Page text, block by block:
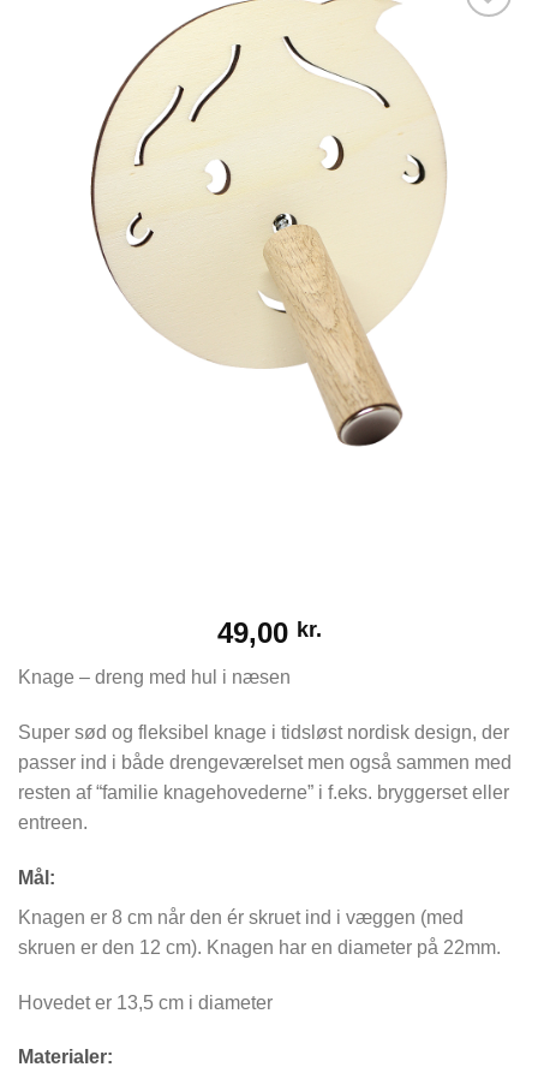
49,00 kr.
Knage – dreng med hul i næsen
Super sød og fleksibel knage i tidsløst nordisk design, der
passer ind i både drengeværelset men også sammen med
resten af “familie knagehovederne” i f.eks. bryggerset eller
entreen.
Mål:
Knagen er 8 cm når den ér skruet ind i væggen (med
skruen er den 12 cm). Knagen har en diameter på 22mm.
Hovedet er 13,5 cm i diameter
Materialer: